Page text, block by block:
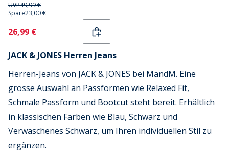
UVP49,99 €
Spare23,00 €
Current
26,99 €
JACK & JONES Herren Jeans
Herren-Jeans von JACK & JONES bei MandM. Eine
grosse Auswahl an Passformen wie Relaxed Fit,
Schmale Passform und Bootcut steht bereit. Erhältlich
in klassischen Farben wie Blau, Schwarz und
Verwaschenes Schwarz, um Ihren individuellen Stil zu
ergänzen.